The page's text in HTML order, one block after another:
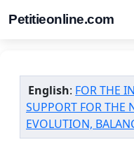
Petitieonline.com
English: FOR THE
SUPPORT FOR THE
EVOLUTION,